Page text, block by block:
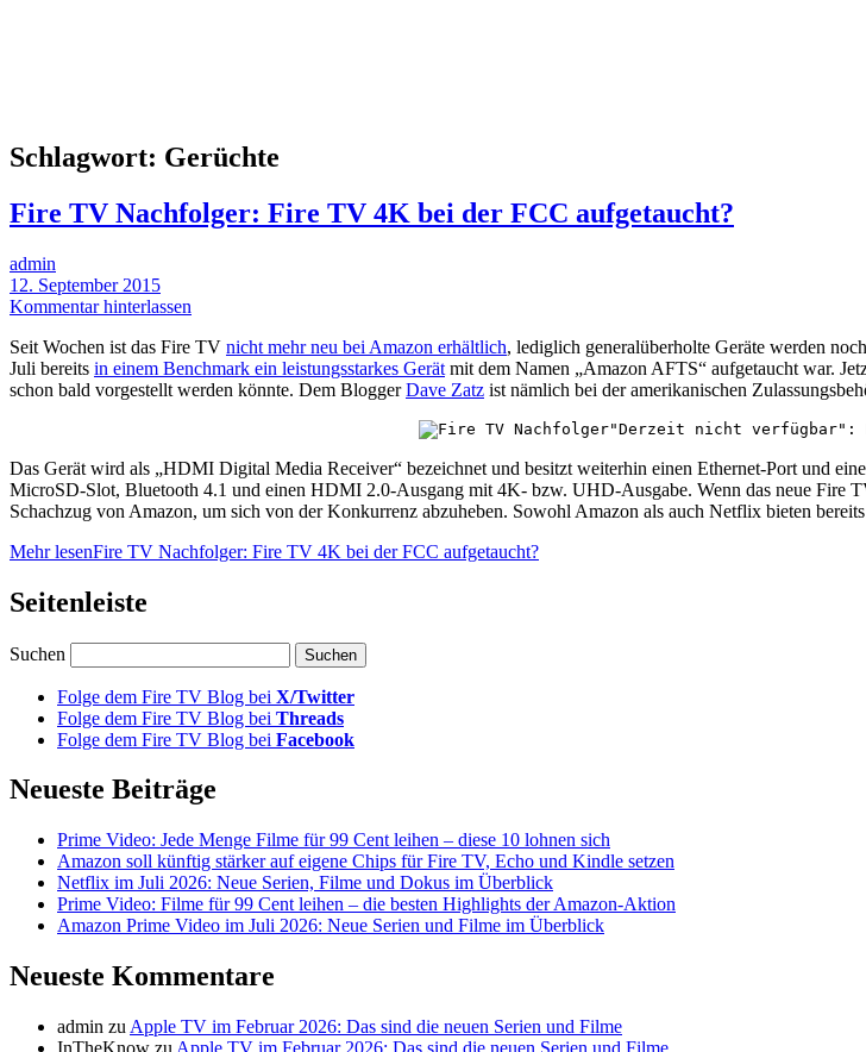
Schlagwort: Gerüchte
Fire TV Nachfolger: Fire TV 4K bei der FCC aufgetaucht?
admin
12. September 2015
Kommentar hinterlassen
Seit Wochen ist das Fire TV nicht mehr neu bei Amazon erhältlich, lediglich generalüberholte Geräte werden
Juli bereits in einem Benchmark ein leistungsstarkes Gerät mit dem Namen „Amazon AFTS“ aufgetaucht war.
schon bald vorgestellt werden könnte. Dem BloggerDave Zatz ist nämlich bei der amerikanischen
"Derzeit nicht verfügbar":
Das Gerät wird als „HDMI Digital Media Receiver“ bezeichnet und besitzt weiterhin einen Ethernet-Port und
MicroSD-Slot, Bluetooth 4.1 und einen HDMI 2.0-Ausgang mit 4K- bzw. UHD-Ausgabe. Wenn das neue Fire
Schachzug von Amazon, um sich von der Konkurrenz abzuheben. Sowohl Amazon als auch Netflix bieten
Mehr lesenFire TV Nachfolger: Fire TV 4K bei der FCC aufgetaucht?
Seitenleiste
Suchen
Folge dem Fire TV Blog bei X/Twitter
Folge dem Fire TV Blog bei Threads
Folge dem Fire TV Blog bei Facebook
Neueste Beiträge
Prime Video: Jede Menge Filme für 99 Cent leihen – diese 10 lohnen sich
Amazon soll künftig stärker auf eigene Chips für Fire TV, Echo und Kindle setzen
Netflix im Juli 2026: Neue Serien, Filme und Dokus im Überblick
Prime Video: Filme für 99 Cent leihen – die besten Highlights der Amazon-Aktion
Amazon Prime Video im Juli 2026: Neue Serien und Filme im Überblick
Neueste Kommentare
admin zu Apple TV im Februar 2026: Das sind die neuen Serien und Filme